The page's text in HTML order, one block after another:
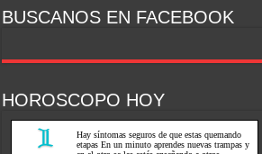
BUSCANOS EN FACEBOOK
HOROSCOPO HOY